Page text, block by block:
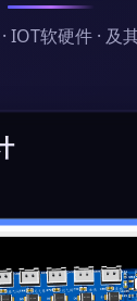
IOT软硬件 · 及